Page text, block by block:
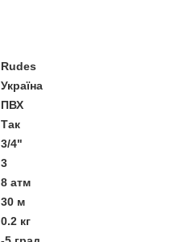
Rudes
Україна
ПВХ
Так
3/4"
3
8 атм
30 м
0.2 кг